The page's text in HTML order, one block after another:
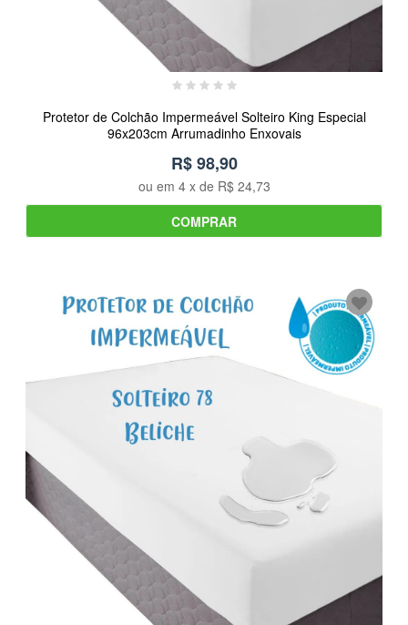
Protetor de Colchão Impermeável Solteiro King Especial
96x203cm Arrumadinho Enxovais
R$ 98,90
ou em 4x de R$ 24,73
COMPRAR